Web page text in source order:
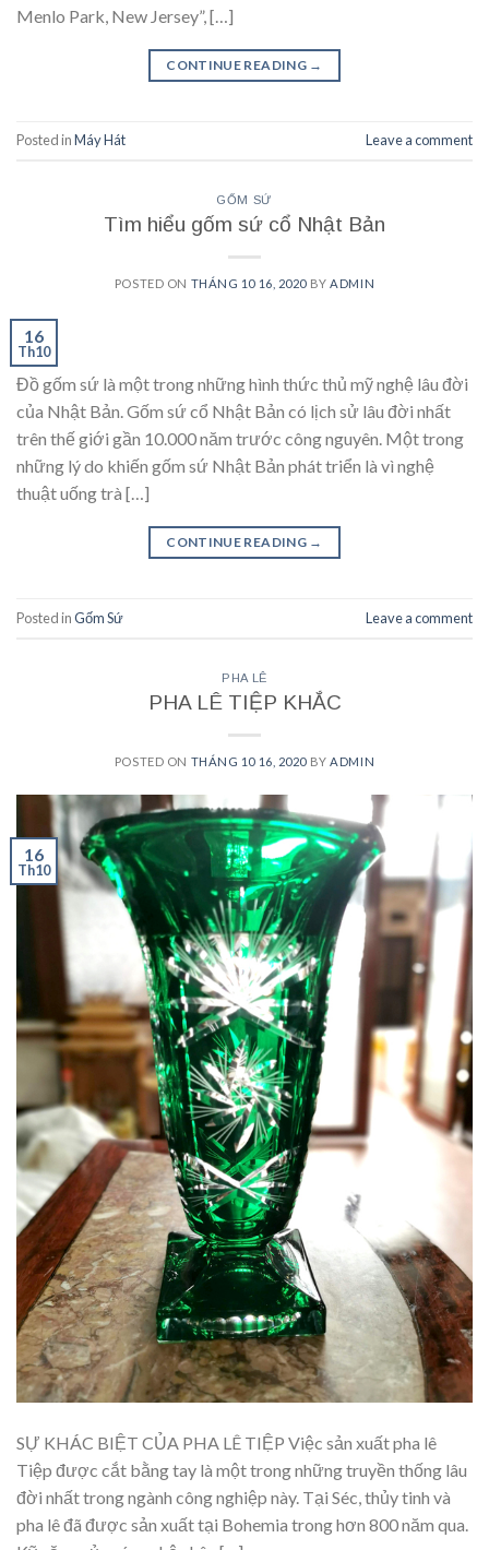
Menlo Park, New Jersey”, […]
CONTINUE READING →
Posted inMáy Hát Leave a comment
GỐM SỨ
Tìm hiểu gốm sứ cổ Nhật Bản
POSTED ON THÁNG 10 16, 2020 BYADMIN
16
Th10
Đồ gốm sứ là một trong những hình thức thủ mỹ nghệ lâu đời
của Nhật Bản. Gốm sứ cổ Nhật Bản có lịch sử lâu đời nhất
trên thế giới gần 10.000 năm trước công nguyên. Một trong
những lý do khiến gốm sứ Nhật Bản phát triển là vì nghệ
thuật uống trà […]
CONTINUE READING →
Posted inGốm Sứ Leave a comment
PHA LÊ
PHA LÊ TIỆP KHẮC
POSTED ON THÁNG 10 16, 2020 BYADMIN
16
Th10
SỰ KHÁC BIỆT CỦA PHA LÊ TIỆP Việc sản xuất pha lê
Tiệp được cắt bằng tay là một trong những truyền thống lâu
đời nhất trong ngành công nghiệp này. Tại Séc, thủy tinh và
pha lê đã được sản xuất tại Bohemia trong hơn 800 năm qua.